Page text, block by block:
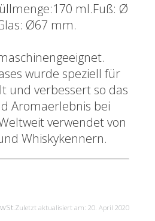
ml.Fuß: Ø
Ø67 mm.
wurde speziell für
und verbessert so das
Aromaerlebnis bei
verwendet von
Whiskykennern.
Zuletzt aktualisiert am: 20. April 2020